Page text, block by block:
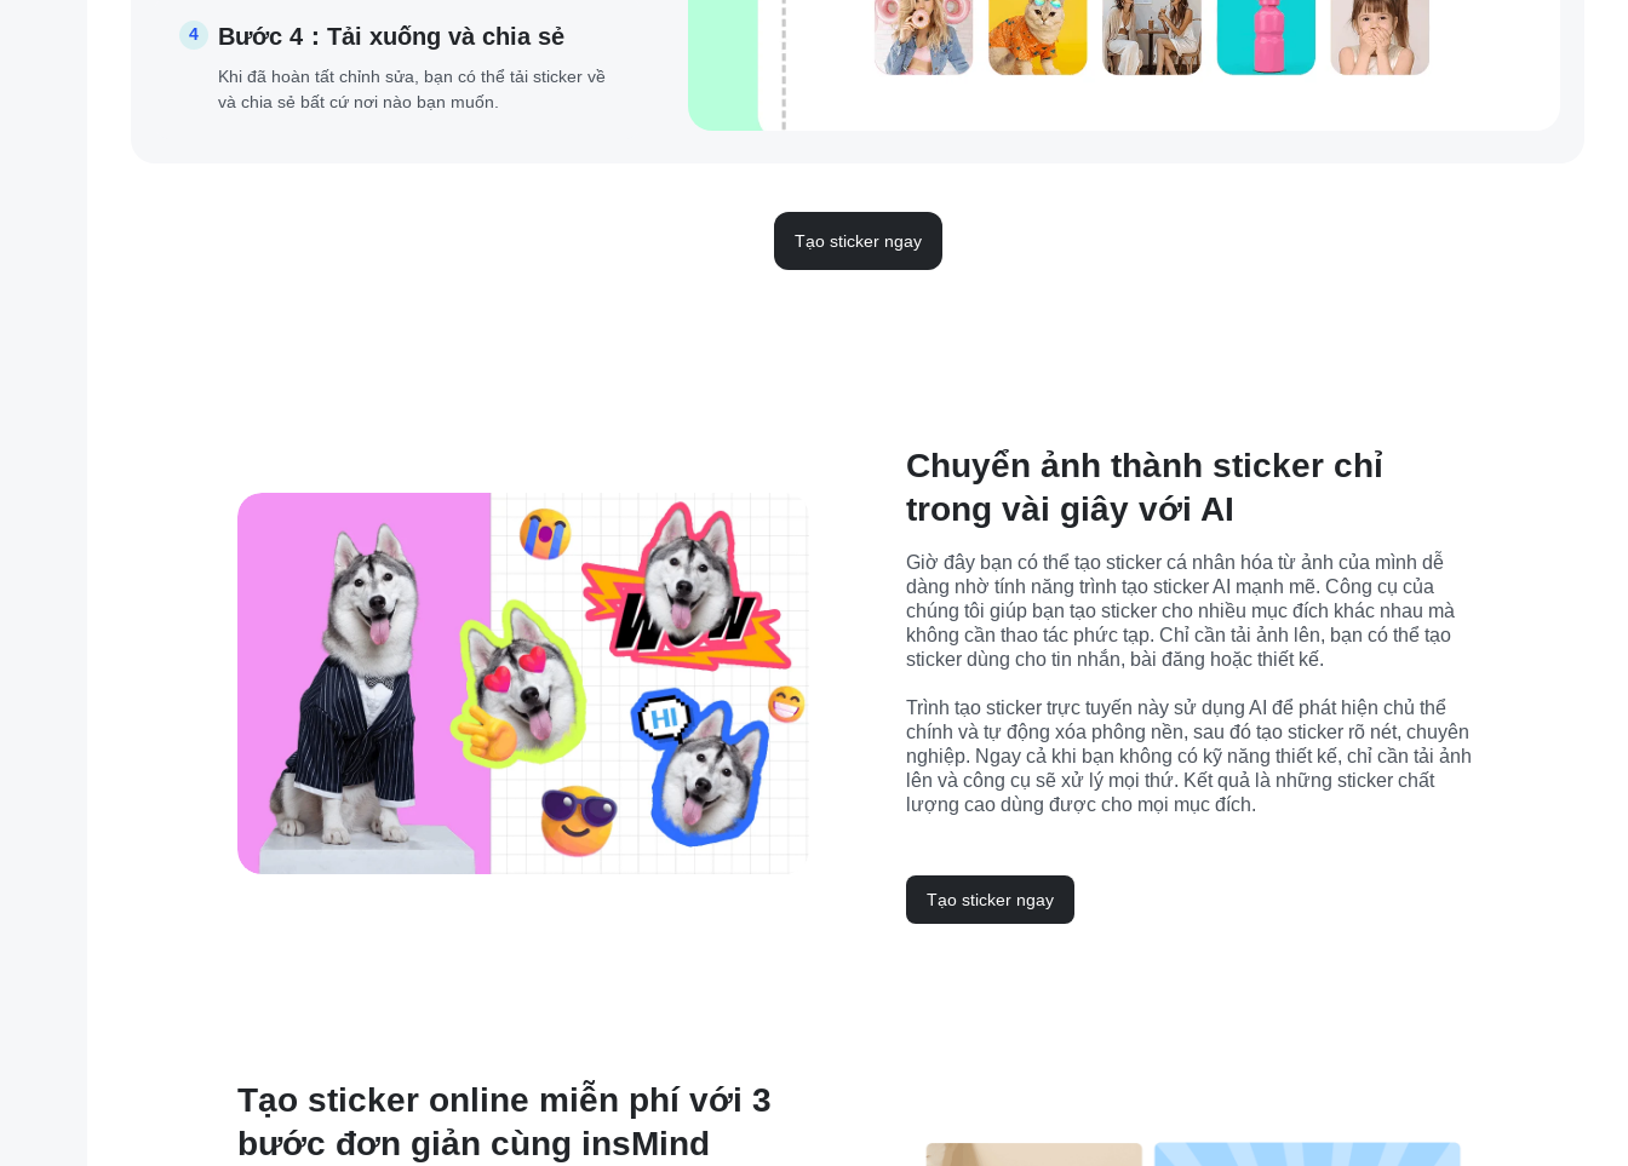
4 Bước 4：Tải xuống và chia sẻ
Khi đã hoàn tất chỉnh sửa, bạn có thể tải sticker về
và chia sẻ bất cứ nơi nào bạn muốn.
Tạo sticker ngay
Chuyển ảnh thành sticker chỉ
trong vài giây với AI
Giờ đây bạn có thể tạo sticker cá nhân hóa từ ảnh của mình dễ
dàng nhờ tính năng trình tạo sticker AI mạnh mẽ. Công cụ của
chúng tôi giúp bạn tạo sticker cho nhiều mục đích khác nhau mà
không cần thao tác phức tạp. Chỉ cần tải ảnh lên, bạn có thể tạo
sticker dùng cho tin nhắn, bài đăng hoặc thiết kế.
Trình tạo sticker trực tuyến này sử dụng AI để phát hiện chủ thể
chính và tự động xóa phông nền, sau đó tạo sticker rõ nét, chuyên
nghiệp. Ngay cả khi bạn không có kỹ năng thiết kế, chỉ cần tải ảnh
lên và công cụ sẽ xử lý mọi thứ. Kết quả là những sticker chất
lượng cao dùng được cho mọi mục đích.
Tạo sticker ngay
Tạo sticker online miễn phí với 3
bước đơn giản cùng insMind